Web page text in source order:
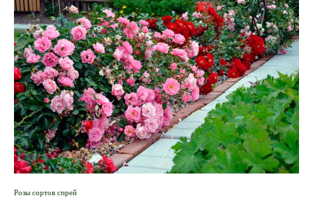
Розы сортов спрей